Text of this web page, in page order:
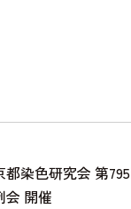
都染色研究会 第
会 開催